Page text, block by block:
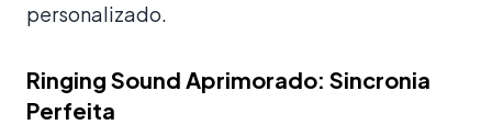
personalizado.
Ringing Sound Aprimorado: Sincronia
Perfeita